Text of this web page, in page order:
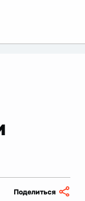
Поделиться